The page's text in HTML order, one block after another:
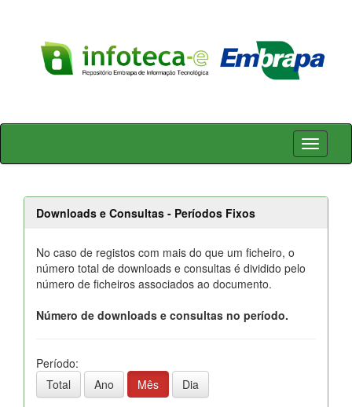
Skip
Downloads e Consultas - Períodos Fixos
No caso de registos com mais do que um ficheiro, o
número total de downloads e consultas é dividido pelo
número de ficheiros associados ao documento.
Número de downloads e consultas no período.
Período:
Total
Ano Mês Dia